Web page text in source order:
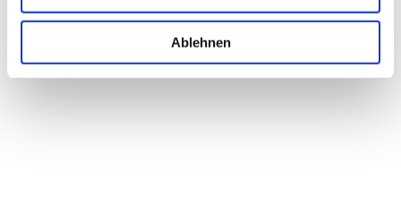
Ablehnen